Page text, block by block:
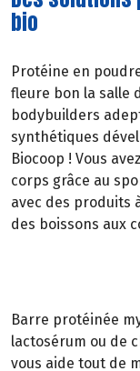
bio
Protéine en
fleure bon la salle
bodybuilders
synthétiques
Biocoop ! Vous
corps grâce au
avec des produits
des boissons aux
Barre protéinée
lactosérum ou de
vous aide tout de